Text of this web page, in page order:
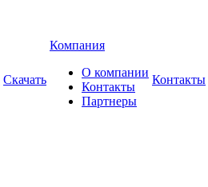
Скачать
Компания
О компании
Контакты
Партнеры
Контакты